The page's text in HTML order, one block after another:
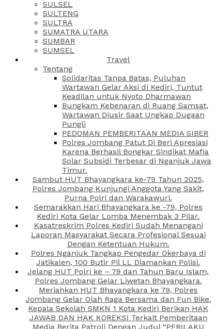
SULSEL
SULTENG
SULTRA
SUMATRA UTARA
SUMBAR
SUMSEL
Travel
Tentang
Solidaritas Tanpa Batas, Puluhan
Wartawan Gelar Aksi di Kediri, Tuntut
Keadilan untuk Nyoto Dharmawan
Bungkam Kebenaran di Ruang Samsat,
Wartawan Diusir Saat Ungkap Dugaan
Pungli
PEDOMAN PEMBERITAAN MEDIA SIBER
Polres Jombang Patut Di Beri Apresiasi
Karena Berhasil Bongkar Sindikat Mafia
Solar Subsidi Terbesar di Nganjuk Jawa
Timur.
Sambut HUT Bhayangkara ke-79 Tahun 2025,
Polres Jombang Kunjungi Anggota Yang Sakit,
Purna Polri dan Warakawuri.
Semarakkan Hari Bhayangkara ke -79, Polres
Kediri Kota Gelar Lomba Menembak 3 Pilar.
Kasatreskrim Polres Kediri Sudah Menangani
Laporan Masyarakat Secara Profesional Sesuai
Dengan Ketentuan Hukum.
Polres Nganjuk Tangkap Pengedar Okerbaya di
Jatikalen, 100 Butir Pil LL Diamankan Polisi.
Jelang HUT Polri ke – 79 dan Tahun Baru Islam,
Polres Jombang Gelar Liwetan Bhayangkara.
Meriahkan HUT Bhayangkara ke 79, Polres
Jombang Gelar Olah Raga Bersama dan Fun Bike.
Kepala Sekolah SMKN 1 Kota Kediri Berikan HAK
JAWAB DAN HAK KOREKSI Terkait Pemberitaan
Media Berita Patroli Dengan Judul “PERILAKU